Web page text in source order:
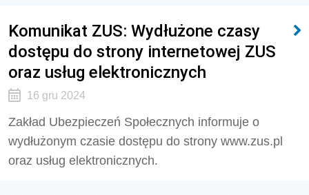
Komunikat ZUS: Wydłużone czasy
dostępu do strony internetowej ZUS
oraz usług elektronicznych
16 gru 2024
Zakład Ubezpieczeń Społecznych informuje o
wydłużonym czasie dostępu do strony www.zus.pl
oraz usług elektronicznych.